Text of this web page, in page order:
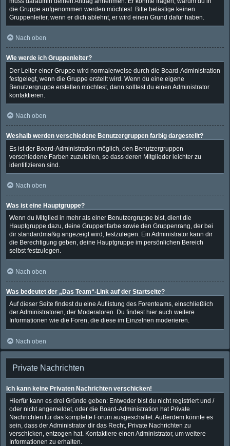
die Gruppe aufgenommen werden möchtest. Bitte belästige keinen
Gruppenleiter, wenn er dich ablehnt, er wird einen Grund dafür haben.
Nach oben
Wie werde ich Gruppenleiter?
Der Leiter einer Gruppe wird normalerweise durch die Board-Administration
festgelegt, wenn die Gruppe erstellt wird. Wenn du eine eigene
Benutzergruppe erstellen möchtest, dann solltest du einen Administrator
kontaktieren.
Nach oben
Weshalb werden verschiedene Benutzergruppen farbig dargestellt?
Es ist der Board-Administration möglich, den Benutzergruppen
verschiedene Farben zuzuteilen, so dass deren Mitglieder leichter zu
identifizieren sind.
Nach oben
Was ist eine Hauptgruppe?
Wenn du Mitglied in mehr als einer Benutzergruppe bist, dient die
Hauptgruppe dazu, deine Gruppenfarbe sowie den Gruppenrang, der bei
dir standardmäßig angezeigt wird, festzulegen. Ein Administrator kann dir
die Berechtigung geben, deine Hauptgruppe im persönlichen Bereich
selbst festzulegen.
Nach oben
Was bedeutet der „Das Team“-Link auf der Startseite?
Auf dieser Seite findest du eine Auflistung des Forenteams, einschließlich
der Administratoren, der Moderatoren. Du findest hier auch weitere
Informationen wie die Foren, die diese im Einzelnen moderieren.
Nach oben
Private Nachrichten
Ich kann keine Privaten Nachrichten verschicken!
Hierfür kann es drei Gründe geben: Entweder bist du nicht registriert und /
oder nicht angemeldet, oder die Board-Administration hat Private
Nachrichten für das komplette Forum ausgeschaltet. Außerdem könnte es
sein, dass der Administrator dir das Recht, Private Nachrichten zu
verschicken, entzogen hat. Kontaktiere einen Administrator, um weitere
Informationen zu erhalten.